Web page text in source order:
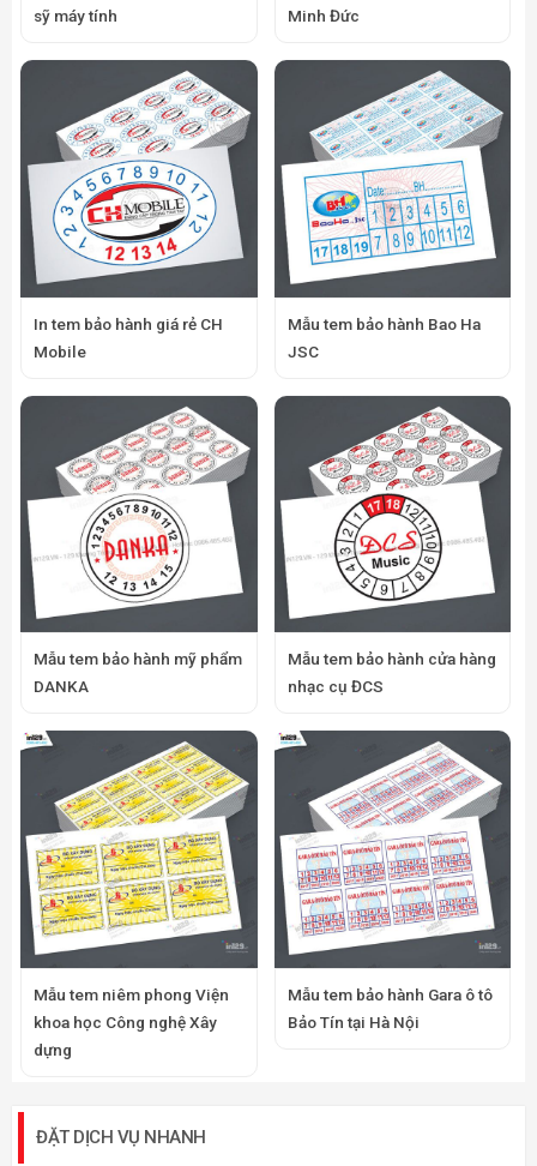
sỹ máy tính
Minh Đức
In tem bảo hành giá rẻ CH
Mobile
Mẫu tem bảo hành Bao Ha
JSC
Mẫu tem bảo hành mỹ phẩm
DANKA
Mẫu tem bảo hành cửa hàng
nhạc cụ ĐCS
Mẫu tem niêm phong Viện
khoa học Công nghệ Xây
dựng
Mẫu tem bảo hành Gara ô tô
Bảo Tín tại Hà Nội
ĐẶT DỊCH VỤ NHANH